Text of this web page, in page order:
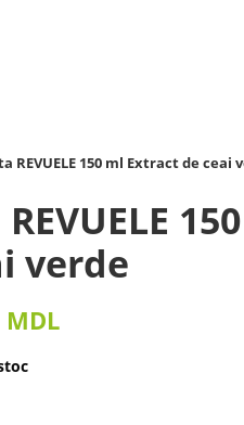
150 ml Extract de ceai
verde
MDL